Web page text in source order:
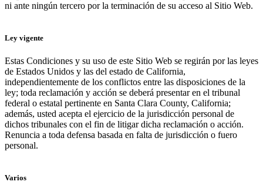
ni ante ningún tercero por la terminación de su acceso al Sitio Web.
Ley vigente
Estas Condiciones y su uso de este Sitio Web se regirán por las leyes
de Estados Unidos y las del estado de California,
independientemente de los conflictos entre las disposiciones de la
ley; toda reclamación y acción se deberá presentar en el tribunal
federal o estatal pertinente en Santa Clara County, California;
además, usted acepta el ejercicio de la jurisdicción personal de
dichos tribunales con el fin de litigar dicha reclamación o acción.
Renuncia a toda defensa basada en falta de jurisdicción o fuero
personal.
Varios